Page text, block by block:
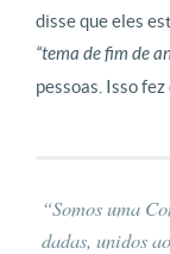
disse que eles
“tema de fim de
pessoas. Isso
“Somos uma
dadas, unidos